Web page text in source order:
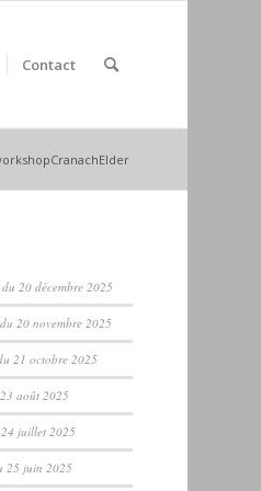
Contact
20 décembre 2025
20 novembre 2025
21 octobre 2025
août 2025
juillet 2025
25 juin 2025